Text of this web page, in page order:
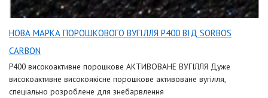
НОВА МАРКА ПОРОШКОВОГО ВУГІЛЛЯ Р400 ВІД SORBOS
CARBON
Р400 високоактивне порошкове АКТИВОВАНЕ ВУГІЛЛЯ Дуже
високоактивне високоякісне порошкове активоване вугілля,
спеціально розроблене для знебарвлення